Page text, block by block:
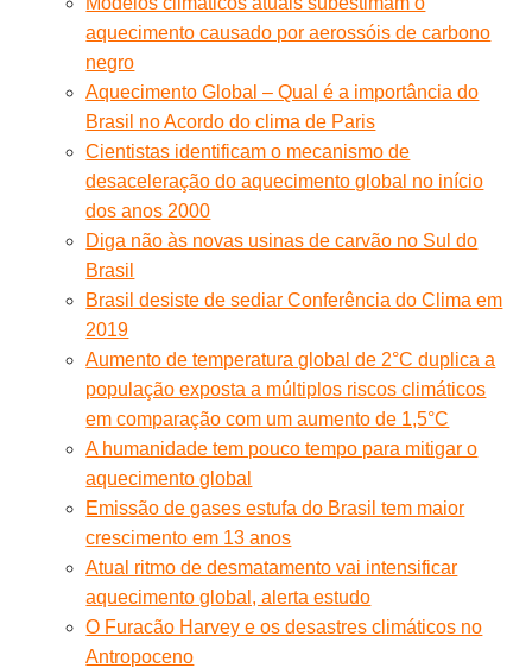
aquecimento causado por aerossóis de carbono
negro
Aquecimento Global – Qual é a importância do
Brasil no Acordo do clima de Paris
Cientistas identificam o mecanismo de
desaceleração do aquecimento global no início
dos anos 2000
Diga não às novas usinas de carvão no Sul do
Brasil
Brasil desiste de sediar Conferência do Clima em
2019
Aumento de temperatura global de 2°C duplica a
população exposta a múltiplos riscos climáticos
em comparação com um aumento de 1,5°C
A humanidade tem pouco tempo para mitigar o
aquecimento global
Emissão de gases estufa do Brasil tem maior
crescimento em 13 anos
Atual ritmo de desmatamento vai intensificar
aquecimento global, alerta estudo
O Furacão Harvey e os desastres climáticos no
Antropoceno